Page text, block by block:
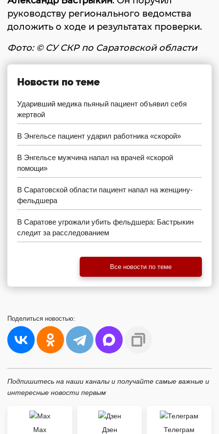
руководству регионального ведомства
доложить о ходе и результатах проверки.
Фото: © СУ СКР по Саратовской области
Новости по теме
Ударивший медика пьяный пациент объявил себя
жертвой
В Энгельсе пациент ударил работника «скорой»
В Энгельсе мужчина напал на врачей «скорой
помощи»
В Саратовской области пациент напал на женщину-
фельдшера
В Саратове угрожали убить фельдшера: Бастрыкин
следит за расследованием
Все новости по теме
Поделиться новостью:
Подпишитесь на наши каналы и получайте самые важные и
интересные новости первым
Max Дзен Телеграм